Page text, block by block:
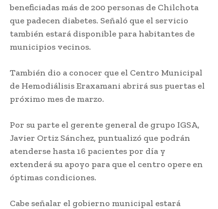
beneficiadas más de 200 personas de Chilchota
que padecen diabetes. Señaló que el servicio
también estará disponible para habitantes de
municipios vecinos.
También dio a conocer que el Centro Municipal
de Hemodiálisis Eraxamani abrirá sus puertas el
próximo mes de marzo.
Por su parte el gerente general de grupo IGSA,
Javier Ortiz Sánchez, puntualizó que podrán
atenderse hasta 16 pacientes por día y
extenderá su apoyo para que el centro opere en
óptimas condiciones.
Cabe señalar el gobierno municipal estará